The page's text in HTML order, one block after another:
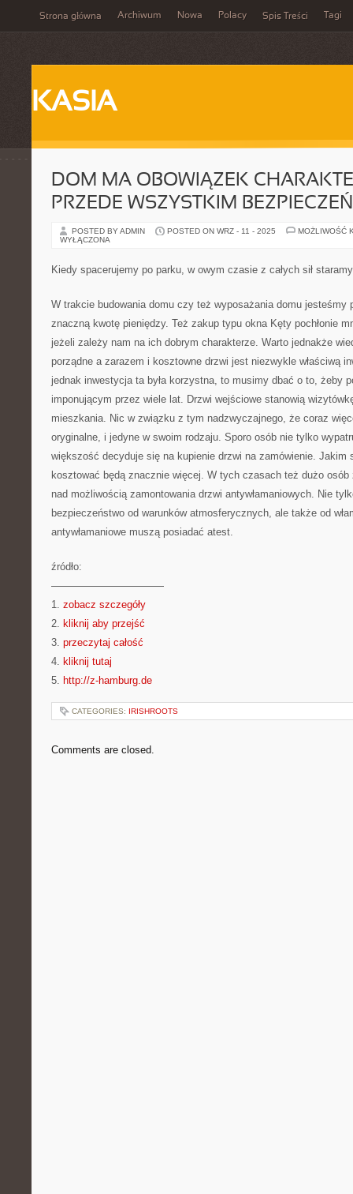
Strona główna Archiwum Nowa Polacy Spis Treści Tagi
KASIA
DOM MA OBOWIĄZEK
PRZEDE WSZYSTKIM
POSTED BY ADMIN POSTED ON WRZ - 11 - 2025
MOŻLIWOŚĆ
WYŁĄCZONA
Kiedy spacerujemy po parku, w owym czasie z całych sił staramy
W trakcie budowania domu czy też wyposażania domu jesteśmy
znaczną kwotę pieniędzy. Też zakup typu okna Kęty pochłonie
jeżeli zależy nam na ich dobrym charakterze. Warto jednakże
porządne a zarazem i kosztowne drzwi jest niezwykle właściwą
jednak inwestycja ta była korzystna, to musimy dbać o to, żeby
imponującym przez wiele lat. Drzwi wejściowe stanowią
mieszkania. Nic w związku z tym nadzwyczajnego, że coraz
oryginalne, i jedyne w swoim rodzaju. Sporo osób nie tylko
większość decyduje się na kupienie drzwi na zamówienie. Jakim
kosztować będą znacznie więcej. W tych czasach też dużo
nad możliwością zamontowania drzwi antywłamaniowych. Nie
bezpieczeństwo od warunków atmosferycznych, ale także od
antywłamaniowe muszą posiadać atest.
źródło:
———————————
1. zobacz szczegóły
2. kliknij aby przejść
3. przeczytaj całość
4. kliknij tutaj
5. http://z-hamburg.de
CATEGORIES: IRISHROOTS
Comments are closed.